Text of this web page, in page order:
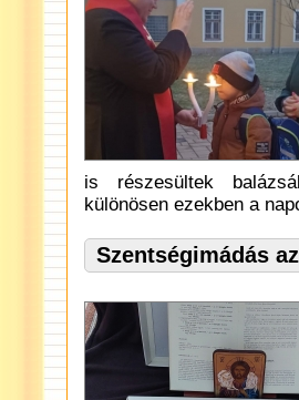
is részesültek
különösen ezekben a
Szentségimádás